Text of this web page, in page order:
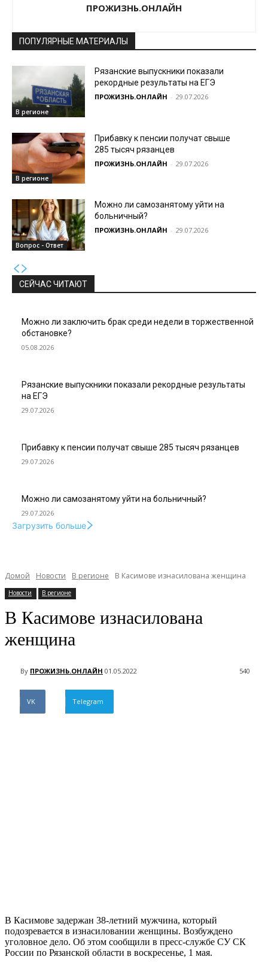
ПРОЖИЗНЬ.ОНЛАЙН
ПОПУЛЯРНЫЕ МАТЕРИАЛЫ
В регионе
Рязанские выпускники показали
рекордные результаты на ЕГЭ
ПРОЖИЗНЬ.ОНЛАЙН - 29.07.2026
В регионе
Прибавку к пенсии получат свыше
285 тысяч рязанцев
ПРОЖИЗНЬ.ОНЛАЙН - 29.07.2026
Вопрос - Ответ
Можно ли самозанятому уйти на
больничный?
ПРОЖИЗНЬ.ОНЛАЙН - 29.07.2026
СЕЙЧАС ЧИТАЮТ
Можно ли заключить брак среди недели в торжественной
обстановке?
05.08.2026
Рязанские выпускники показали рекордные результаты
на ЕГЭ
29.07.2026
Прибавку к пенсии получат свыше 285 тысяч рязанцев
29.07.2026
Можно ли самозанятому уйти на больничный?
29.07.2026
Загрузить больше